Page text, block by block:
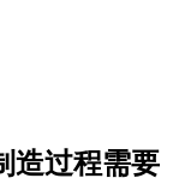
造过程需要